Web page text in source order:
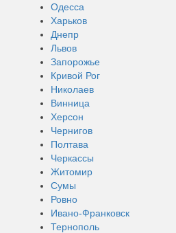
Одесса
Харьков
Днепр
Львов
Запорожье
Кривой Рог
Николаев
Винница
Херсон
Чернигов
Полтава
Черкассы
Житомир
Сумы
Ровно
Ивано-Франковск
Тернополь